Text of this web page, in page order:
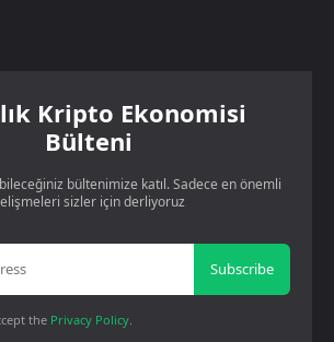
Kripto Ekonomisi
Bülteni
bültenimize katıl. Sadece en önemli
sizler için derliyoruz
Subscribe
the Privacy Policy.